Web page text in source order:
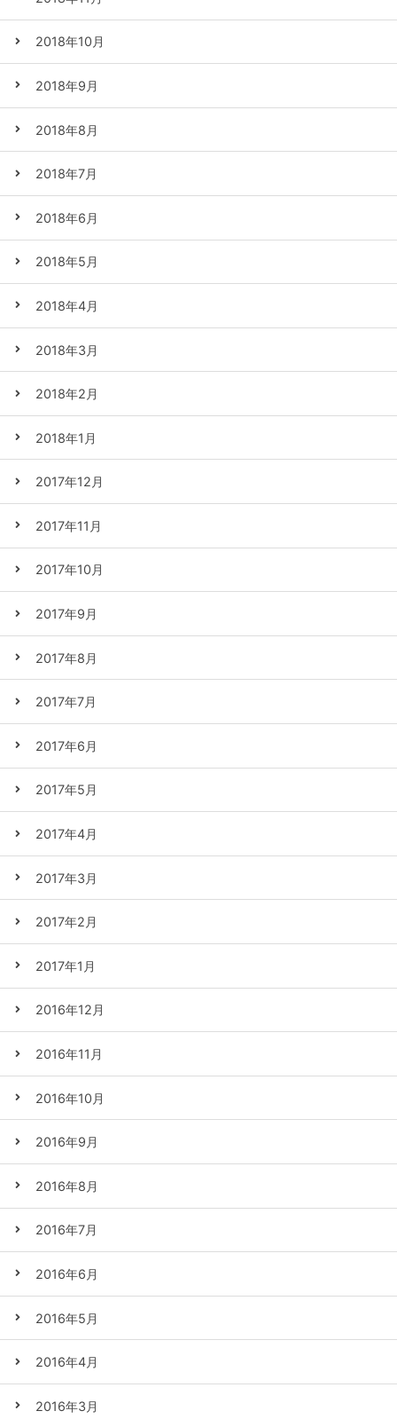
2018年10月
2018年9月
2018年8月
2018年7月
2018年6月
2018年5月
2018年4月
2018年3月
2018年2月
2018年1月
2017年12月
2017年11月
2017年10月
2017年9月
2017年8月
2017年7月
2017年6月
2017年5月
2017年4月
2017年3月
2017年2月
2017年1月
2016年12月
2016年11月
2016年10月
2016年9月
2016年8月
2016年7月
2016年6月
2016年5月
2016年4月
2016年3月